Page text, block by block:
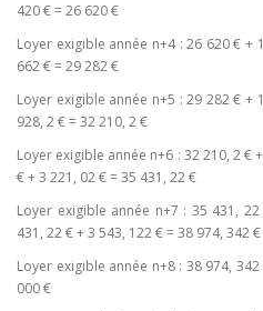
420 € = 26 620 €
Loyer exigible année n+4 : 26 620 € +
662 € = 29 282 €
Loyer exigible année n+5 : 29 282 € +
928, 2 € = 32 210, 2 €
Loyer exigible année n+6 : 32 210, 2 €
€ + 3 221, 02 € = 35 431, 22 €
Loyer exigible année n+7 : 35 431,
431, 22 € + 3 543, 122 € = 38 974, 342 €
Loyer exigible année n+8 : 38 974,
000 €